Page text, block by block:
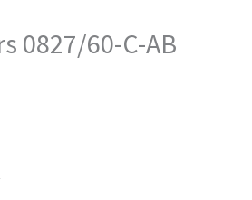
0827/60-C-AB